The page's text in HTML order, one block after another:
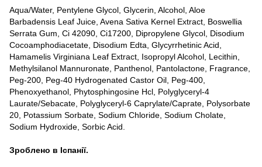
Aqua/Water, Pentylene Glycol, Glycerin, Alcohol, Aloe
Barbadensis Leaf Juice, Avena Sativa Kernel Extract, Boswellia
Serrata Gum, Ci 42090, Ci17200, Dipropylene Glycol, Disodium
Cocoamphodiacetate, Disodium Edta, Glycyrrhetinic Acid,
Hamamelis Virginiana Leaf Extract, Isopropyl Alcohol, Lecithin,
Methylsilanol Mannuronate, Panthenol, Pantolactone, Fragrance,
Peg-200, Peg-40 Hydrogenated Castor Oil, Peg-400,
Phenoxyethanol, Phytosphingosine Hcl, Polyglyceryl-4
Laurate/Sebacate, Polyglyceryl-6 Caprylate/Caprate, Polysorbate
20, Potassium Sorbate, Sodium Chloride, Sodium Cholate,
Sodium Hydroxide, Sorbic Acid.
Зроблено в Іспанії.